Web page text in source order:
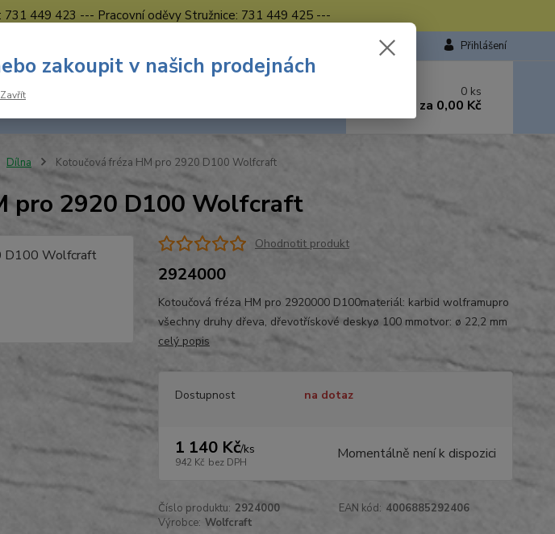
449 423 --- Pracovní oděvy Stružnice: 731 449 425 ---
Přihlášení
Hledat
Nevíte si rady? Zavolejte.
0 ks
za 0,00 Kč
Dílna Kotoučová fréza HM pro 2920 D100 Wolfcraft
pro 2920 D100 Wolfcraft
Ohodnotit produkt
2924000
Kotoučová fréza HM pro 2920000 D100materiál: karbid wolframupro
všechny druhy dřeva, dřevotřískové deskyø 100 mmotvor: ø 22,2 mm
celý popis
Dostupnost na dotaz
1 140 Kč/ks
942 Kč bez DPH Momentálně není k dispozici
Číslo produktu: 2924000 EAN kód: 4006885292406
Výrobce: Wolfcraft
zakoupit v našich prodejnách
Zavřít